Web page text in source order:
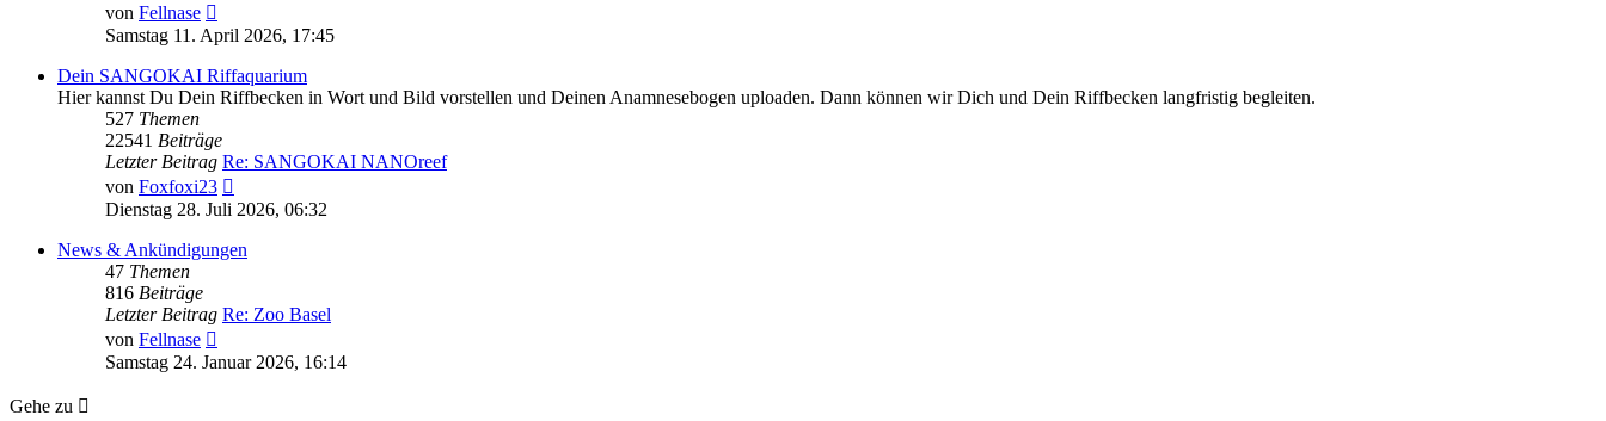
von Fellnase
Beitrag
Samstag 11. April 2026, 17:45
Dein SANGOKAI Riffaquarium
Hier kannst Du Dein Riffbecken in Wort und Bild vorstellen und Deinen Anamnesebogen uploaden. Dann können wir Dich und Dein Riffbecken langfristig begleiten.
527 Themen
22541 Beiträge
Letzter Beitrag Re: SANGOKAI NANOreef
von Foxfoxi23
Beitrag
Dienstag 28. Juli 2026, 06:32
News & Ankündigungen
47 Themen
816 Beiträge
Letzter Beitrag Re: Zoo Basel
von Fellnase
Beitrag
Samstag 24. Januar 2026, 16:14
Gehe zu